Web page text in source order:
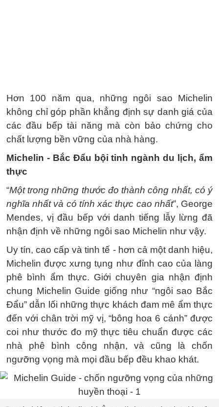
Hơn 100 năm qua, những ngôi sao Michelin
không chỉ góp phần khẳng định sự danh giá của
các đầu bếp tài năng mà còn bảo chứng cho
chất lượng bền vững của nhà hàng.
Michelin - Bắc Đẩu bội tinh ngành du lịch, ẩm
thực
“Một trong những thước đo thành công nhất, có ý
nghĩa nhất và có tính xác thực cao nhất”, George
Mendes, vị đầu bếp với danh tiếng lẫy lừng đã
nhận định về những ngôi sao Michelin như vậy.
Uy tín, cao cấp và tinh tế - hơn cả một danh hiệu,
Michelin được xưng tụng như đỉnh cao của làng
phê bình ẩm thực. Giới chuyên gia nhận định
chung Michelin Guide giống như “ngôi sao Bắc
Đẩu” dẫn lối những thực khách đam mê ẩm thực
đến với chân trời mỹ vị, “bông hoa 6 cánh” được
coi như thước đo mỹ thực tiêu chuẩn được các
nhà phê bình công nhận, và cũng là chốn
ngưỡng vọng mà mọi đầu bếp đều khao khát.